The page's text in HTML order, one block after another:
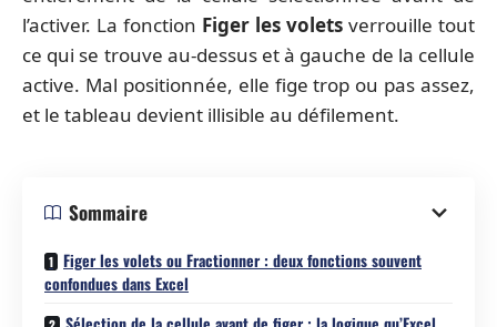
l’activer. La fonction Figer les volets verrouille tout
ce qui se trouve au-dessus et à gauche de la cellule
active. Mal positionnée, elle fige trop ou pas assez,
et le tableau devient illisible au défilement.
Sommaire
Figer les volets ou Fractionner : deux fonctions souvent
confondues dans Excel